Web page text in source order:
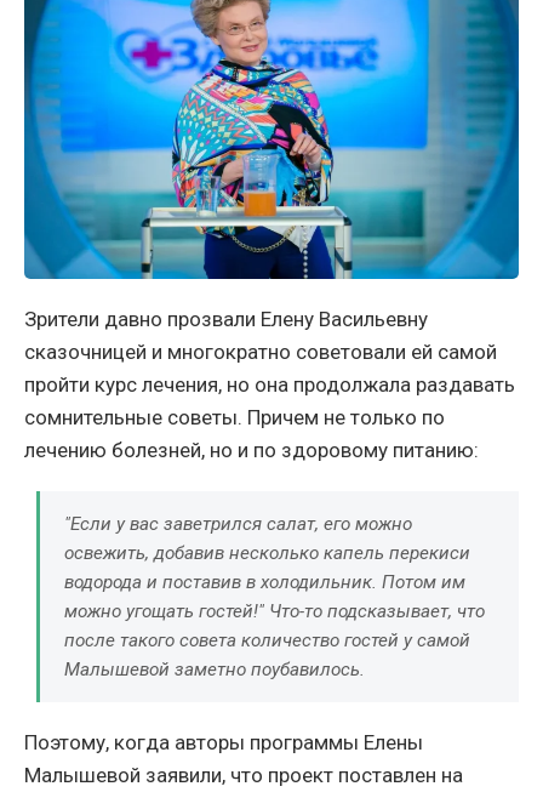
Зрители давно прозвали Елену Васильевну
сказочницей и многократно советовали ей самой
пройти курс лечения, но она продолжала раздавать
сомнительные советы. Причем не только по
лечению болезней, но и по здоровому питанию:
"Если у вас заветрился салат, его можно
освежить, добавив несколько капель перекиси
водорода и поставив в холодильник. Потом им
можно угощать гостей!" Что-то подсказывает, что
после такого совета количество гостей у самой
Малышевой заметно поубавилось.
Поэтому, когда авторы программы Елены
Малышевой заявили, что проект поставлен на